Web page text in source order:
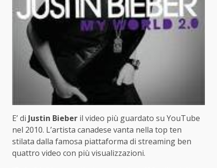
E’ di Justin Bieber il video più guardato su YouTube
nel 2010. L’artista canadese vanta nella top ten
stilata dalla famosa piattaforma di streaming ben
quattro video con più visualizzazioni.